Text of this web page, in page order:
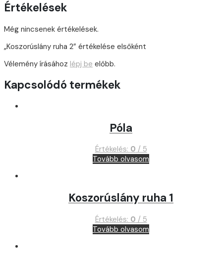
Értékelések
Még nincsenek értékelések.
„Koszorúslány ruha 2” értékelése elsőként
Vélemény írásához lépj be előbb.
Kapcsolódó termékek
Póla
Értékelés: 0 / 5
Tovább olvasom
Koszorúslány ruha 1
Értékelés: 0 / 5
Tovább olvasom